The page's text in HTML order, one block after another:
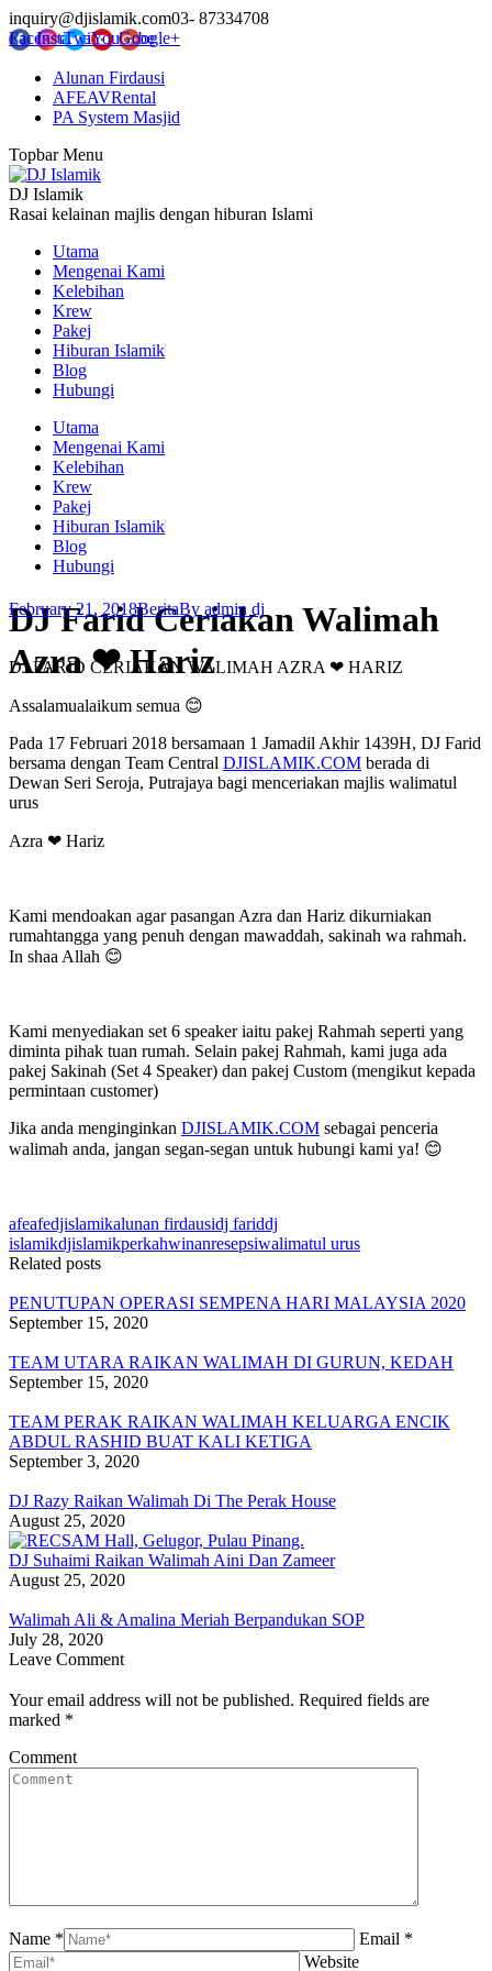
inquiry@djislamik.com03- 87334708
Facebook
Instagram
TwitterYouTube
Google+
Alunan Firdausi
AFEAVRental
PA System Masjid
Topbar Menu
DJ Islamik
Rasai kelainan majlis dengan hiburan Islami
Utama
Mengenai Kami
Kelebihan
Krew
Pakej
Hiburan Islamik
Blog
Hubungi
Utama
Mengenai Kami
Kelebihan
Krew
Pakej
Hiburan Islamik
Blog
Hubungi
DJ Farid Ceriakan Walimah
Azra ❤ Hariz
February 21, 2018BeritaBy admin dj
DJ FARID CERIAKAN WALIMAH AZRA ❤ HARIZ
Assalamualaikum semua 😊
Pada 17 Februari 2018 bersamaan 1 Jamadil Akhir 1439H, DJ Farid
bersama dengan Team Central DJISLAMIK.COM berada di
Dewan Seri Seroja, Putrajaya bagi menceriakan majlis walimatul
urus
Azra ❤ Hariz
Kami mendoakan agar pasangan Azra dan Hariz dikurniakan
rumahtangga yang penuh dengan mawaddah, sakinah wa rahmah.
In shaa Allah 😊
Kami menyediakan set 6 speaker iaitu pakej Rahmah seperti yang
diminta pihak tuan rumah. Selain pakej Rahmah, kami juga ada
pakej Sakinah (Set 4 Speaker) dan pakej Custom (mengikut kepada
permintaan customer)
Jika anda menginginkan DJISLAMIK.COM sebagai penceria
walimah anda, jangan segan-segan untuk hubungi kami ya! 😊
afeafedjislamikalunan firdausidj fariddj
islamikdjislamikperkahwinanresepsiwalimatul urus
Related posts
PENUTUPAN OPERASI SEMPENA HARI MALAYSIA 2020
September 15, 2020
TEAM UTARA RAIKAN WALIMAH DI GURUN, KEDAH
September 15, 2020
TEAM PERAK RAIKAN WALIMAH KELUARGA ENCIK
ABDUL RASHID BUAT KALI KETIGA
September 3, 2020
DJ Razy Raikan Walimah Di The Perak House
August 25, 2020
DJ Suhaimi Raikan Walimah Aini Dan Zameer
August 25, 2020
Walimah Ali & Amalina Meriah Berpandukan SOP
July 28, 2020
Leave Comment
Your email address will not be published. Required fields are
marked *
Comment
Name *
Email *
Website